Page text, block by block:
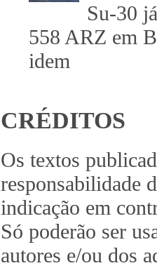
Su-30
558 ARZ
idem
CRÉDITOS
Os textos
responsabilidade
indicação em
Só poderão ser
autores e/ou dos